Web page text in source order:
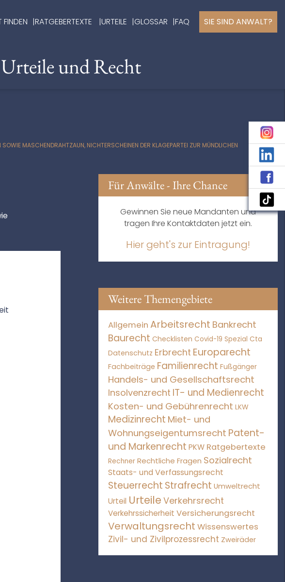
FINDEN RATGEBERTEXTE URTEILE GLOSSAR FAQ SIE SIND ANWALT?
und Recht
MASCHENDRAHTZAUN, NICHTERSCHEINEN DER KLAGEPARTEI ZUR MÜNDLICHEN V
Für Anwälte - Ihre Chance
Gewinnen Sie neue Mandanten und
tragen Ihre Kontaktdaten jetzt ein.
Hier geht's zur Eintragung!
Weitere Themengebiete
Allgemein Arbeitsrecht Bankrecht
Baurecht Checklisten Covid-19 Spezial Cta
Datenschutz Erbrecht Europarecht
Fachbeiträge Familienrecht Fußgänger
Handels- und Gesellschaftsrecht
Insolvenzrecht IT- und Medienrecht
Kosten- und Gebührenrecht LKW
Medizinrecht Miet- und
Wohnungseigentumsrecht Patent-
und Markenrecht PKW Ratgebertexte
Rechner Rechtliche Fragen Sozialrecht
Staats- und Verfassungsrecht
Steuerrecht Strafrecht Umweltrecht
Urteil Urteile Verkehrsrecht
Verkehrssicherheit Versicherungsrecht
Verwaltungsrecht Wissenswertes
Zivil- und Zivilprozessrecht Zweiräder